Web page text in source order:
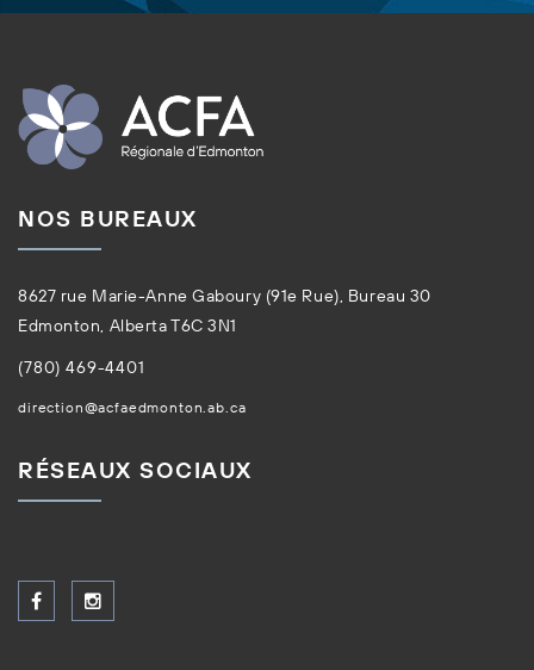
NOS BUREAUX
8627 rue Marie-Anne Gaboury (91e Rue), Bureau 30
Edmonton, Alberta T6C 3N1
(780) 469-4401
direction@acfaedmonton.ab.ca
RÉSEAUX SOCIAUX